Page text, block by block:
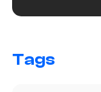
Tags